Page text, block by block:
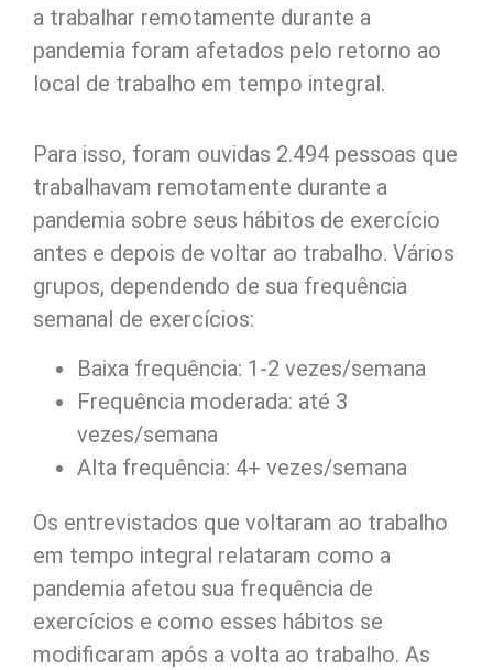
a trabalhar remotamente durante a
pandemia foram afetados pelo retorno ao
local de trabalho em tempo integral.
Para isso, foram ouvidas 2.494 pessoas que
trabalhavam remotamente durante a
pandemia sobre seus hábitos de exercício
antes e depois de voltar ao trabalho. Vários
grupos, dependendo de sua frequência
semanal de exercícios:
Baixa frequência: 1-2 vezes/semana
Frequência moderada: até 3
vezes/semana
Alta frequência: 4+ vezes/semana
Os entrevistados que voltaram ao trabalho
em tempo integral relataram como a
pandemia afetou sua frequência de
exercícios e como esses hábitos se
modificaram após a volta ao trabalho. As